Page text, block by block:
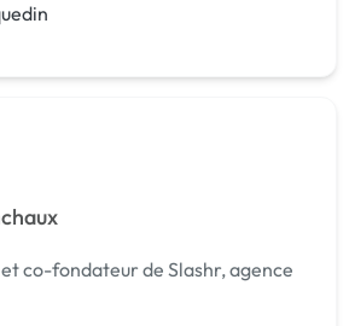
co-fondateur de Slashr, agence